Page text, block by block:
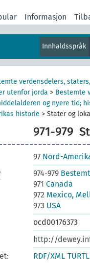
Informasjon
Innhaldsspråk
verdensdelers,
utenfor jorda > Bestemte
og nyere tid;
historie > Stater og
971-979
97 Nord-
974-979
971 Canada
972 Mexico,
973 USA
ocd00176373
http://
RDF/XML